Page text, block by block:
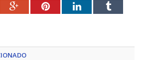
Google+PinterestLinkedInTumblr